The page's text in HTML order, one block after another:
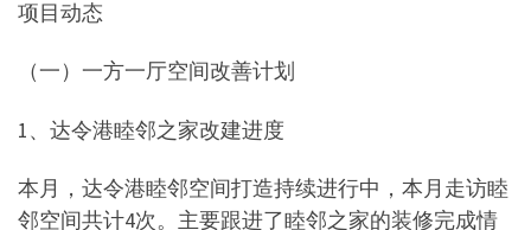
项目动态
（一）一方一厅空间改善计划
1、达令港睦邻之家改建进度
本月，达令港睦邻空间打造持续进行中，本月走访睦
邻空间共计4次。主要跟进了睦邻之家的装修完成情